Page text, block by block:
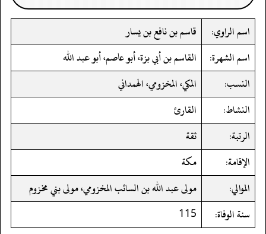
اسم الراوي:
قاسم بن نافع بن يسار
اسم الشهرة:
القاسم بن أبي بزة، أبو عاصم، أبو عبد الله
النسب:
المكي، المخزومي، الهمداني
النشاط:
القارئ
الرتبة:
ثقة
الإقامة:
مكة
الموالي:
مولى عبد الله بن السائب المخزومي، مولى بني مخزوم
سنة الوفاة:
115